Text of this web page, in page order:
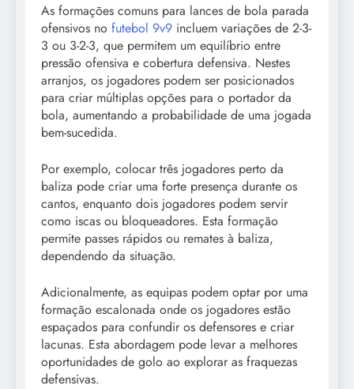
As formações comuns para lances de bola parada
ofensivos no futebol 9v9 incluem variações de 2-3-
3 ou 3-2-3, que permitem um equilíbrio entre
pressão ofensiva e cobertura defensiva. Nestes
arranjos, os jogadores podem ser posicionados
para criar múltiplas opções para o portador da
bola, aumentando a probabilidade de uma jogada
bem-sucedida.
Por exemplo, colocar três jogadores perto da
baliza pode criar uma forte presença durante os
cantos, enquanto dois jogadores podem servir
como iscas ou bloqueadores. Esta formação
permite passes rápidos ou remates à baliza,
dependendo da situação.
Adicionalmente, as equipas podem optar por uma
formação escalonada onde os jogadores estão
espaçados para confundir os defensores e criar
lacunas. Esta abordagem pode levar a melhores
oportunidades de golo ao explorar as fraquezas
defensivas.